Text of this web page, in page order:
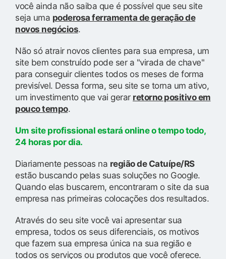
você ainda não saiba que é possível que seu site
seja uma poderosa ferramenta de geração de
novos negócios.
Não só atrair novos clientes para sua empresa, um
site bem construído pode ser a "virada de chave"
para conseguir clientes todos os meses de forma
previsível. Dessa forma, seu site se torna um ativo,
um investimento que vai gerar retorno positivo em
pouco tempo.
Um site profissional estará online o tempo todo,
24 horas por dia.
Diariamente pessoas na região de Catuípe/RS
estão buscando pelas suas soluções no Google.
Quando elas buscarem, encontraram o site da sua
empresa nas primeiras colocações dos resultados.
Através do seu site você vai apresentar sua
empresa, todos os seus diferenciais, os motivos
que fazem sua empresa única na sua região e
todos os serviços ou produtos que você oferece.